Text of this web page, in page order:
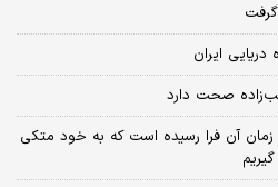
ایران
صحت دارد
زمان آن فرا رسیده است که به خود متکی